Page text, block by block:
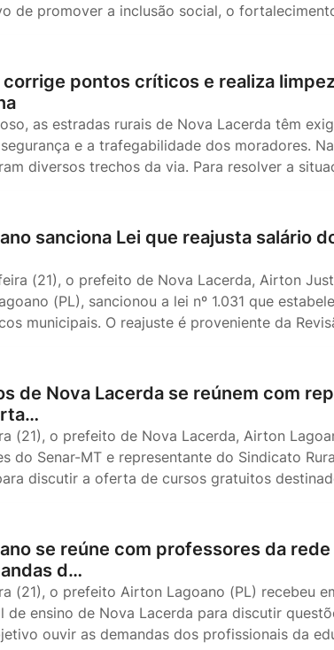
de promover a inclusão social, o
pontos críticos e realiza
as estradas rurais de Nova Lacerda têm
e a trafegabilidade dos moradores.
diversos trechos da via. Para resolver a
sanciona Lei que reajusta salário
(21), o prefeito de Nova Lacerda, Airton
(PL), sancionou a lei nº 1.031 que
municipais. O reajuste é proveniente da
de Nova Lacerda se reúnem com
(21), o prefeito de Nova Lacerda, Airton
do Senar-MT e representante do Sindicato
discutir a oferta de cursos gratuitos
se reúne com professores da
d…
(21), o prefeito Airton Lagoano (PL) recebeu
de ensino de Nova Lacerda para discutir
ouvir as demandas dos profissionais da